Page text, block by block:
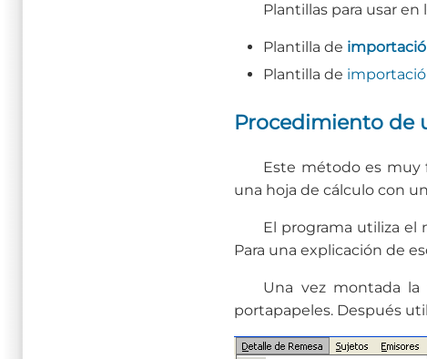
Plantillas para usar en
Plantilla de
Plantilla de
Procedimiento de
Este método es muy
una hoja de cálculo con
El programa utiliza el
Para una explicación de
Una vez montada
portapapeles. Después